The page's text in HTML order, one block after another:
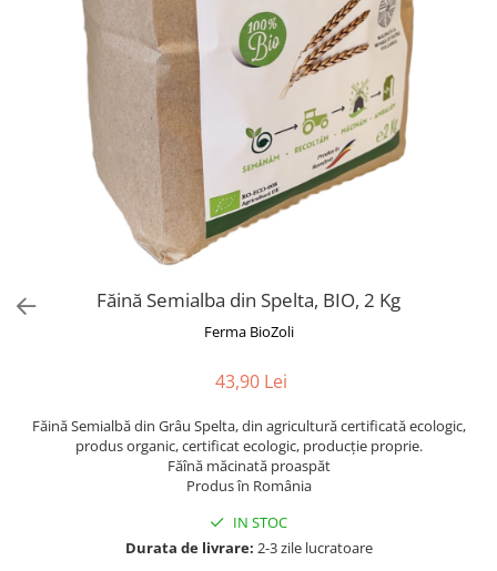
Făină Semialba din Spelta, BIO, 2 Kg
Ferma BioZoli
43,90 Lei
Făină Semialbă din Grâu Spelta, din agricultură certificată ecologic,
produs organic, certificat ecologic, producție proprie.
Făînă măcinată proaspăt
Produs în România
IN STOC
Durata de livrare: 2-3 zile lucratoare